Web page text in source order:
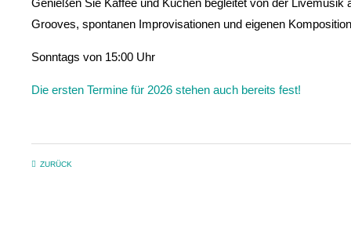
Genießen Sie Kaffee und Kuchen begleitet von der
Grooves, spontanen Improvisationen und eigenen
Sonntags von 15:00 Uhr
Die ersten Termine für 2026 stehen auch bereits fest!
ZURÜCK